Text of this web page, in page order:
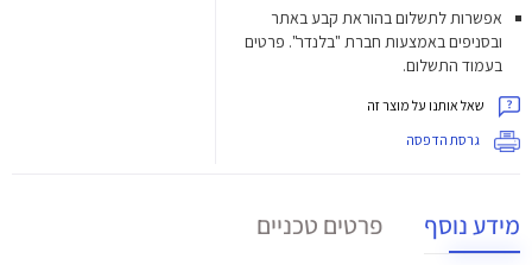
אפשרות לתשלום בהוראת קבע באתר
ובסניפים באמצעות חברת "בלנדר". פרטים
בעמוד התשלום.
שאל אותנו על מוצר זה
גרסת הדפסה
מידע נוסף פרטים טכניים